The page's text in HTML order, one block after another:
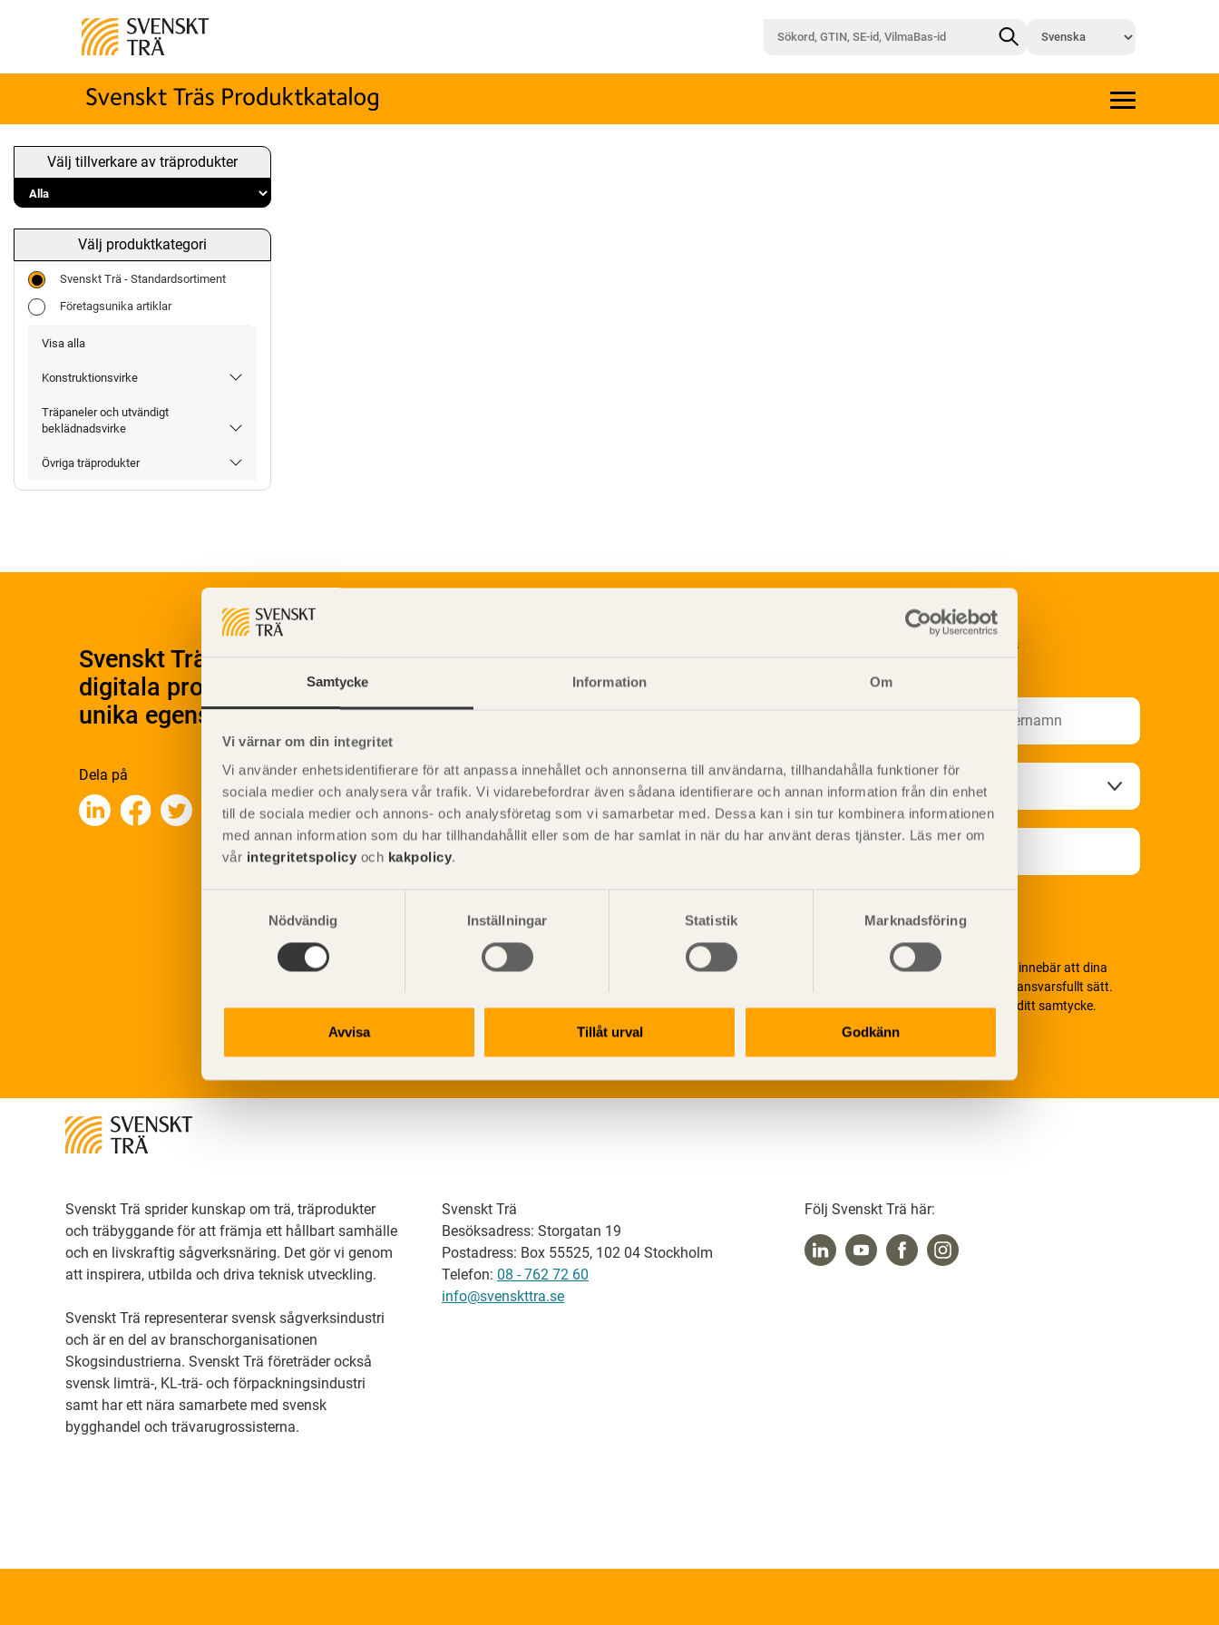
Samtycke Information Om
Vi värnar om din integritet
Vi använder enhetsidentifierare för att anpassa innehållet och annonserna till användarna, tillhandahålla funktioner för
sociala medier och analysera vår trafik. Vi vidarebefordrar även sådana identifierare och annan information från din enhet
till de sociala medier och annons- och analysföretag som vi samarbetar med. Dessa kan i sin tur kombinera informationen
med annan information som du har tillhandahållit eller som de har samlat in när du har använt deras tjänster. Läs mer om
vår integritetspolicy och kakpolicy.
Nödvändig
Inställningar Statistik Marknadsföring
Avvisa Tillåt urval Godkänn
Välj tillverkare av träprodukter
Välj produktkategori
Svenskt Trä - Standardsortiment
Företagsunika artiklar
Visa alla
Konstruktionsvirke
Träpaneler och utvändigt
beklädnadsvirke
Övriga träprodukter
Svenskt Träs Produktkatalog är svensk sågverksnärings
digitala produktkatalog för att beskriva träprodukter och deras
unika egenskaper.
Dela på
Prenumerera på Svenskt Träs
Vi värnar om personlig integritet vilket innebär att dina
personuppgifter alltid hanteras på ett ansvarsfullt sätt.
Genom att klicka på skicka lämnar du ditt samtycke.
Läs vårintegritetspolicy.
Svenskt Trä sprider kunskap om trä, träprodukter
och träbyggande för att främja ett hållbart samhälle
och en livskraftig sågverksnäring. Det gör vi genom
att inspirera, utbilda och driva teknisk utveckling.
Svenskt Trä representerar svensk sågverksindustri
och är en del av branschorganisationen
Skogsindustrierna. Svenskt Trä företräder också
svensk limträ-, KL-trä- och förpackningsindustri
samt har ett nära samarbete med svensk
bygghandel och trävarugrossisterna.
Svenskt Trä
Besöksadress: Storgatan 19
Postadress: Box 55525, 102 04 Stockholm
Telefon: 08 - 762 72 60
info@svenskttra.se
Följ Svenskt Trä här: